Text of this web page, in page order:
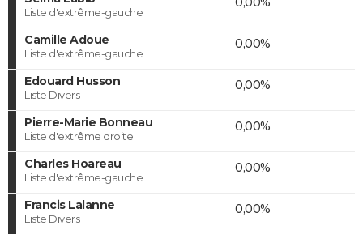
Liste d'extrême-gauche
Camille Adoue
Liste d'extrême-gauche
0,00%
Edouard Husson
Liste Divers
0,00%
Pierre-Marie Bonneau
Liste d'extrême droite
0,00%
Charles Hoareau
Liste d'extrême-gauche
0,00%
Francis Lalanne
Liste Divers
0,00%